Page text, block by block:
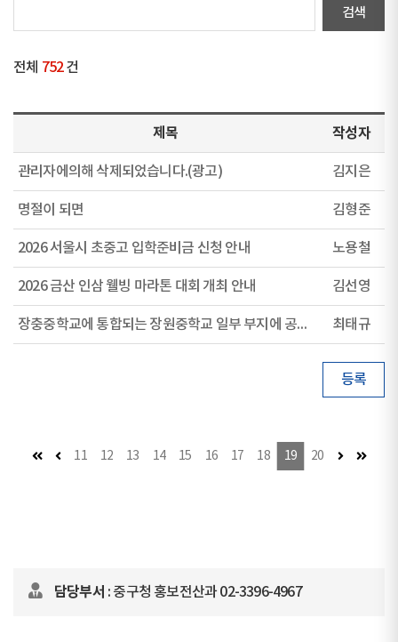
전체 752 건
제목 작성자
관리자에의해 삭제되었습니다.(광고) 김지은
명절이 되면 김형준
2026 서울시 초중고 입학준비금 신청 안내 노용철
2026 금산 인삼 웰빙 마라톤 대회 개최 안내 김선영
장충중학교에 통합되는 장원중학교 일부 부지에 공원을 만들어 주십시오. 최태규
등록
첫 페이지
이전 페이지
11 12 13 14 15 16 17 18 19 20 다음 페이지
마지
담당부서 : 중구청 홍보전산과 02-3396-4967